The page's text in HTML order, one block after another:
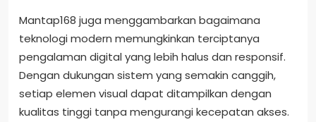
Mantap168 juga menggambarkan bagaimana
teknologi modern memungkinkan terciptanya
pengalaman digital yang lebih halus dan responsif.
Dengan dukungan sistem yang semakin canggih,
setiap elemen visual dapat ditampilkan dengan
kualitas tinggi tanpa mengurangi kecepatan akses.